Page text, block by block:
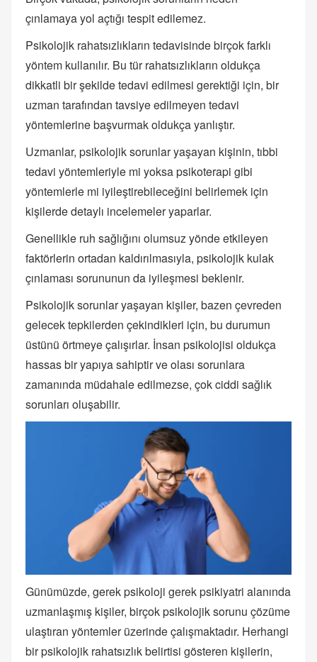
çınlamaya yol açtığı tespit edilemez.
Psikolojik rahatsızlıkların tedavisinde birçok farklı
yöntem kullanılır. Bu tür rahatsızlıkların oldukça
dikkatli bir şekilde tedavi edilmesi gerektiği için, bir
uzman tarafından tavsiye edilmeyen tedavi
yöntemlerine başvurmak oldukça yanlıştır.
Uzmanlar, psikolojik sorunlar yaşayan kişinin, tıbbi
tedavi yöntemleriyle mi yoksa psikoterapi gibi
yöntemlerle mi iyileştirebileceğini belirlemek için
kişilerde detaylı incelemeler yaparlar.
Genellikle ruh sağlığını olumsuz yönde etkileyen
faktörlerin ortadan kaldırılmasıyla, psikolojik kulak
çınlaması sorununun da iyileşmesi beklenir.
Psikolojik sorunlar yaşayan kişiler, bazen çevreden
gelecek tepkilerden çekindikleri için, bu durumun
üstünü örtmeye çalışırlar. İnsan psikolojisi oldukça
hassas bir yapıya sahiptir ve olası sorunlara
zamanında müdahale edilmezse, çok ciddi sağlık
sorunları oluşabilir.
Günümüzde, gerek psikoloji gerek psikiyatri alanında
uzmanlaşmış kişiler, birçok psikolojik sorunu çözüme
ulaştıran yöntemler üzerinde çalışmaktadır. Herhangi
bir psikolojik rahatsızlık belirtisi gösteren kişilerin,